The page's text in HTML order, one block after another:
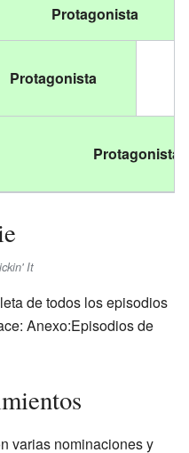
Protagonista
Protagonista
Protagonista
It
de todos los episodios
Anexo:Episodios de
varias nominaciones y